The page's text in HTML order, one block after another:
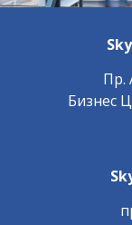
Пр.
Бизнес